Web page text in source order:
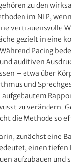
zu den
im NLP,
vertrauensvolle
gezielt in eine
Pacing
auditiven
– etwa über
und
zu verändern.
die Methode so
zunächst eine
einen tiefen
aufzubauen und